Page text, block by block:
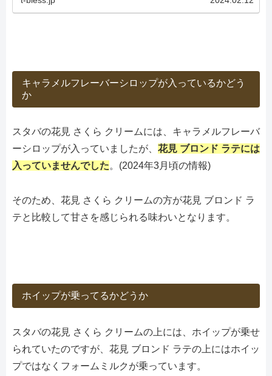
キャラメルフレーバーシロップが入っているかどう
か
スタバの花見 さくら クリームには、キャラメルフレーバ
ーシロップが入っていましたが、 花見 ブロンド ラテには
入っていませんでした。(2024年3月頃の情報)
そのため、花見 さくら クリームの方が花見 ブロンド ラ
テと比較して甘さを感じられる味わいとなります。
ホイップが乗ってるかどうか
スタバの花見 さくら クリームの上には、ホイップが乗せ
られていたのですが、花見 ブロンド ラテの上にはホイッ
プではなくフォームミルクが乗っています。